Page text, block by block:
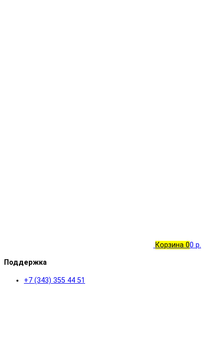
Корзина 00 р.
Поддержка
+7 (343) 355 44 51